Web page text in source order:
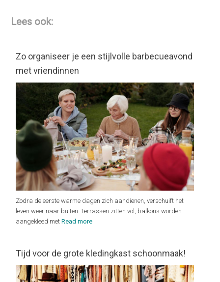
Lees ook:
Zo organiseer je een stijlvolle barbecueavond
met vriendinnen
Zodra de eerste warme dagen zich aandienen, verschuift het
leven weer naar buiten. Terrassen zitten vol, balkons worden
aangekleed metRead more
Tijd voor de grote kledingkast schoonmaak!